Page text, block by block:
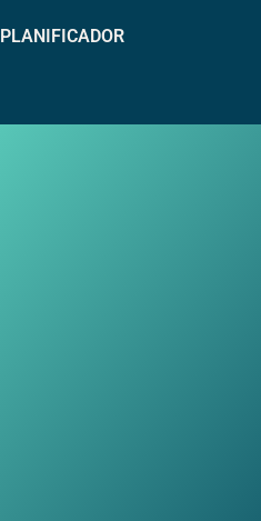
PLANIFICADOR